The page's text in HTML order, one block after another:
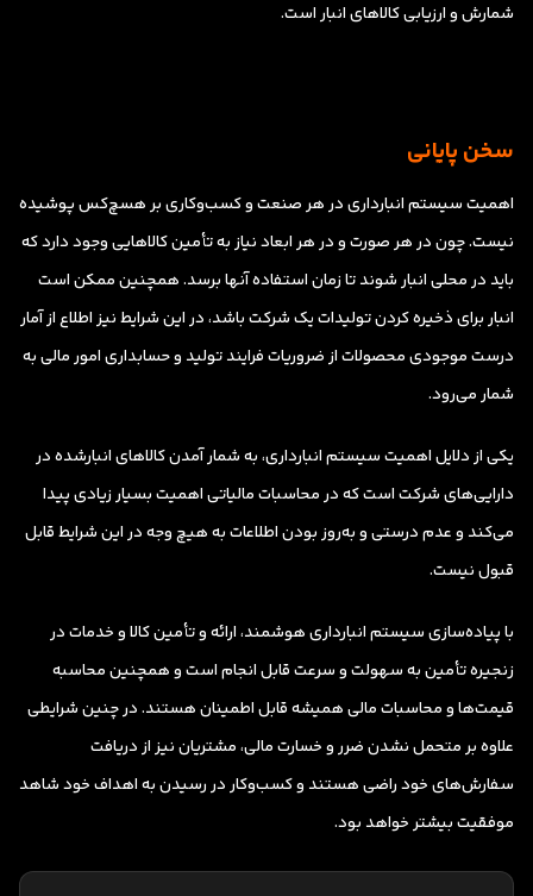
شمارش و ارزیابی کالاهای انبار است.
سخن پایانی
اهمیت سیستم انبارداری در هر صنعت و کسب‌وکاری بر هسچ‌کس پوشیده
نیست. چون در هر صورت و در هر ابعاد نیاز به تأمین کالاهایی وجود دارد که
باید در محلی انبار شوند تا زمان استفاده آنها برسد. همچنین ممکن است
انبار برای ذخیره کردن تولیدات یک شرکت باشد، در این شرایط نیز اطلاع از آمار
درست موجودی محصولات از ضروریات فرایند تولید و حسابداری امور مالی به
شمار می‌رود.
یکی از دلایل اهمیت سیستم انبارداری، به شمار آمدن کالاهای انبارشده در
دارایی‌های شرکت است که در محاسبات مالیاتی اهمیت بسیار زیادی پیدا
می‌کند و عدم درستی و به‌روز بودن اطلاعات به هیچ وجه در این شرایط قابل
قبول نیست.
با پیاده‌سازی سیستم انبارداری هوشمند، ارائه و تأمین کالا و خدمات در
زنجیره تأمین به سهولت و سرعت قابل انجام است و همچنین محاسبه
قیمت‌ها و محاسبات مالی همیشه قابل اطمینان هستند. در چنین شرایطی
علاوه بر متحمل نشدن ضرر و خسارت مالی، مشتریان نیز از دریافت
سفارش‌های خود راضی هستند و کسب‌وکار در رسیدن به اهداف خود شاهد
موفقیت بیشتر خواهد بود.